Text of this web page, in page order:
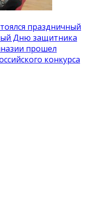
праздничный
Дню защитника
прошел
конкурса